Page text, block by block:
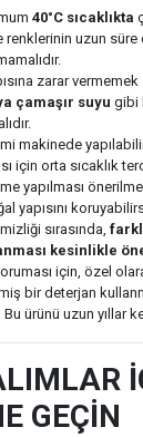
40°C sıcaklıkta
renklerinin uzun süre
zarar vermemek
çamaşır suyu gibi
makinede
için orta sıcaklık
yapılması
yapısını
sırasında,
kesinlikle
için, özel
bir deterjan
Bu ürünü uzun yıllar
GEÇİN